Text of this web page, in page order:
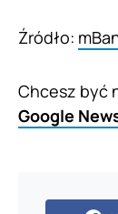
Źródło:
Chcesz być
Google